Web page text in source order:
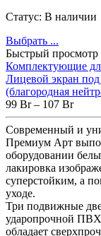
Статус: В наличии
Выбрать ...
Быстрый просмотр
Комплектующие
Лицевой экран
(благородная
99 Br– 107 Br
Современный и
Премиум Арт
оборудовании
лакировка
суперстойким, а
уходе.
Три подвижные
ударопрочной
обладает